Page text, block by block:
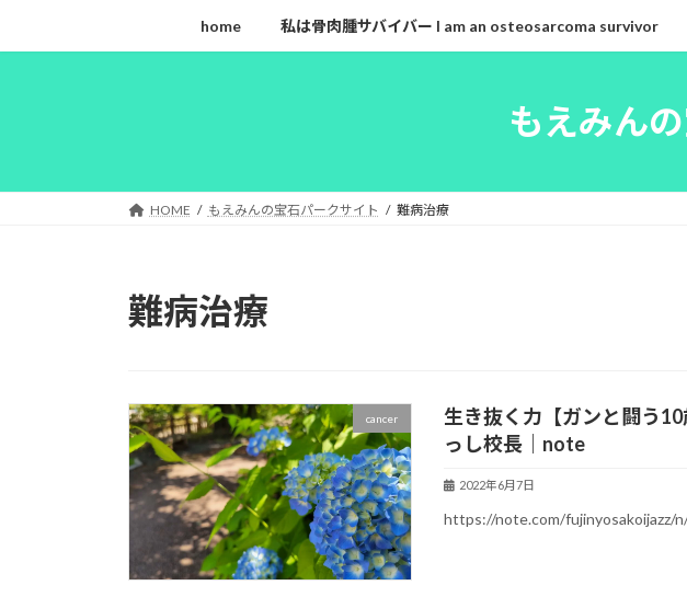
キ
に
home 私は骨肉腫サバイバー I am an osteosarcoma survivor
もえみん
HOME もえみんの宝石パークサイト 難病治療
難病治療
cancer
生き抜く力【ガンと闘う
っし校長｜note
2022年6月7日
https://note.com/fujinyosakoijazz/